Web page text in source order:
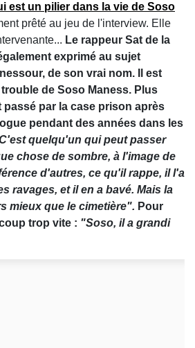
est un pilier dans la vie de Soso
prêté au jeu de l'interview. Elle
Le rappeur Sat de la
exprimé au sujet
de son vrai nom. Il est
de Soso Maness. Plus
passé par la case prison après
pendant des années dans les
quelqu'un qui peut passer
chose de sombre, à l'image de
d'autres, ce qu'il rappe, il l'a
ravages, et il en a bavé. Mais la
mieux que le cimetière". Pour
trop vite : "Soso, il a grandi